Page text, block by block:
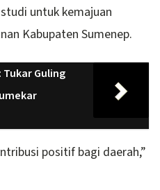
untuk kemajuan
Kabupaten Sumenep.
Tukar Guling
positif bagi daerah,”